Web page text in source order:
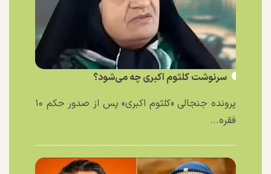
سرنوشت کلثوم اکبری چه می‌شود؟
پرونده جنجالی «کلثوم اکبری» پس از صدور حکم ۱۰
فقره...